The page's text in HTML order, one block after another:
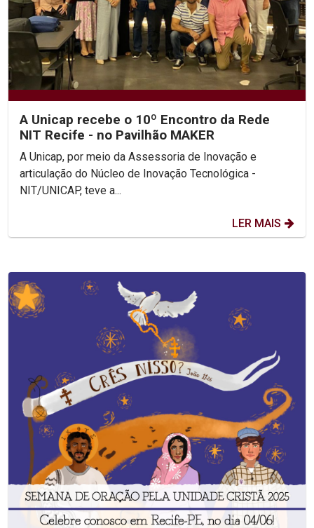
A Unicap recebe o 10º Encontro da Rede
NIT Recife - no Pavilhão MAKER
A Unicap, por meio da Assessoria de Inovação e
articulação do Núcleo de Inovação Tecnológica -
NIT/UNICAP, teve a...
LER MAIS